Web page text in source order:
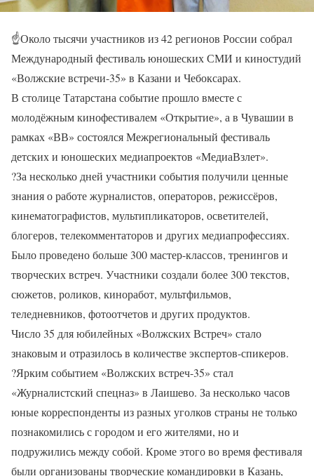
☝Около тысячи участников из 42 регионов России собрал
Международный фестиваль юношеских СМИ и киностудий
«Волжские встречи-35» в Казани и Чебоксарах.
В столице Татарстана событие прошло вместе с
молодёжным кинофестивалем «Открытие», а в Чувашии в
рамках «ВВ» состоялся Межрегиональный фестиваль
детских и юношеских медиапроектов «МедиаВзлет».
?За несколько дней участники события получили ценные
знания о работе журналистов, операторов, режиссёров,
кинематографистов, мультипликаторов, осветителей,
блогеров, телекомментаторов и других медиапрофессиях.
Было проведено больше 300 мастер-классов, тренингов и
творческих встреч. Участники создали более 300 текстов,
сюжетов, роликов, киноработ, мультфильмов,
теледневников, фотоотчетов и других продуктов.
Число 35 для юбилейных «Волжских Встреч» стало
знаковым и отразилось в количестве экспертов-спикеров.
?Ярким событием «Волжских встреч-35» стал
«Журналистский спецназ» в Лаишево. За несколько часов
юные корреспонденты из разных уголков страны не только
познакомились с городом и его жителями, но и
подружились между собой. Кроме этого во время фестиваля
были организованы творческие командировки в Казань,